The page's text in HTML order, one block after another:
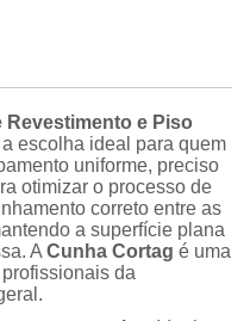
e Piso
escolha ideal para quem
uniforme, preciso
otimizar o processo de
correto entre as
a superfície plana
A Cunha Cortag é uma
da